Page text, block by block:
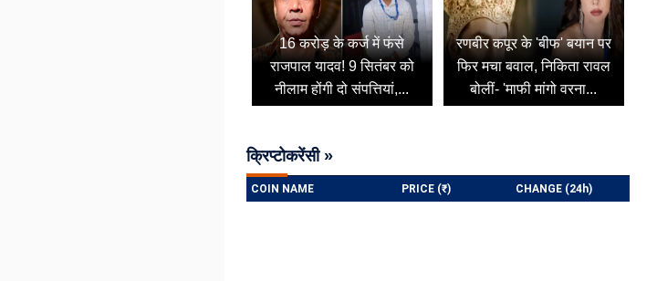
16 करोड़ के कर्ज में फंसे
राजपाल यादव! 9 सितंबर को
नीलाम होंगी दो संपत्तियां,...
रणबीर कपूर के 'बीफ' बयान पर
फिर मचा बवाल, निकिता रावल
बोलीं- 'माफी मांगो वरना...
क्रिप्टोकरेंसी »